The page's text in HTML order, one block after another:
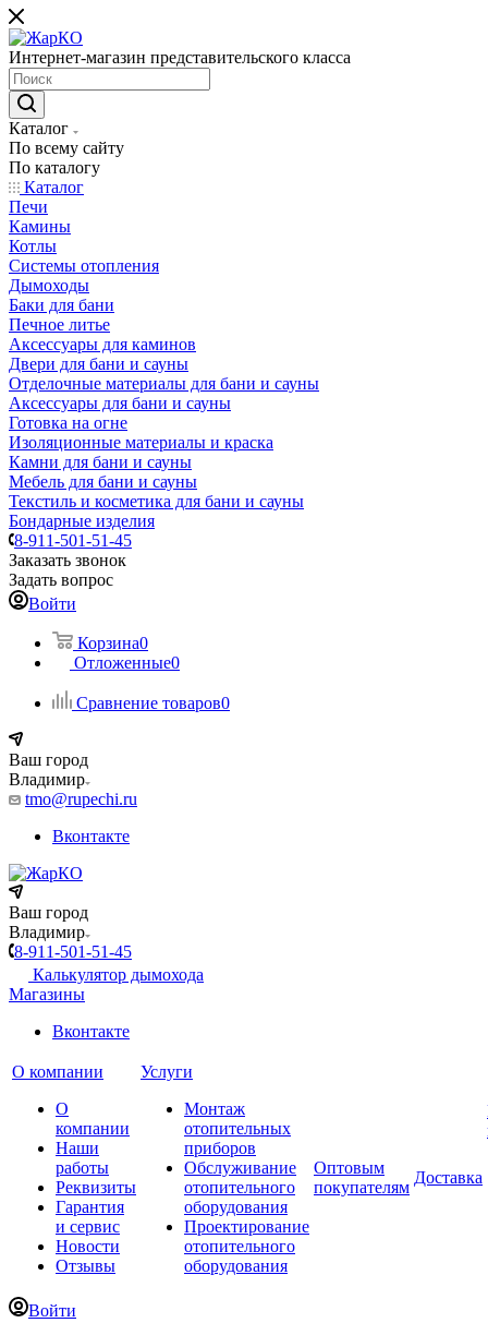
Интернет-магазин представительского класса
Каталог
По всему сайту
По каталогу
Каталог
Печи
Камины
Котлы
Системы отопления
Дымоходы
Баки для бани
Печное литье
Аксессуары для каминов
Двери для бани и сауны
Отделочные материалы для бани и сауны
Аксессуары для бани и сауны
Готовка на огне
Изоляционные материалы и краска
Камни для бани и сауны
Мебель для бани и сауны
Текстиль и косметика для бани и сауны
Бондарные изделия
8-911-501-51-45
Заказать звонок
Задать вопрос
Войти
Корзина0
Отложенные0
Сравнение товаров0
Ваш город
Владимир
tmo@rupechi.ru
Вконтакте
Ваш город
Владимир
8-911-501-51-45
Калькулятор дымохода
Магазины
Вконтакте
О компании
О
компании
Наши
работы
Реквизиты
Гарантия
и сервис
Новости
Отзывы
Услуги
Монтаж
отопительных
приборов
Обслуживание
отопительного
оборудования
Проектирование
отопительного
оборудования
Оптовым
покупателям
Доставка
Войти